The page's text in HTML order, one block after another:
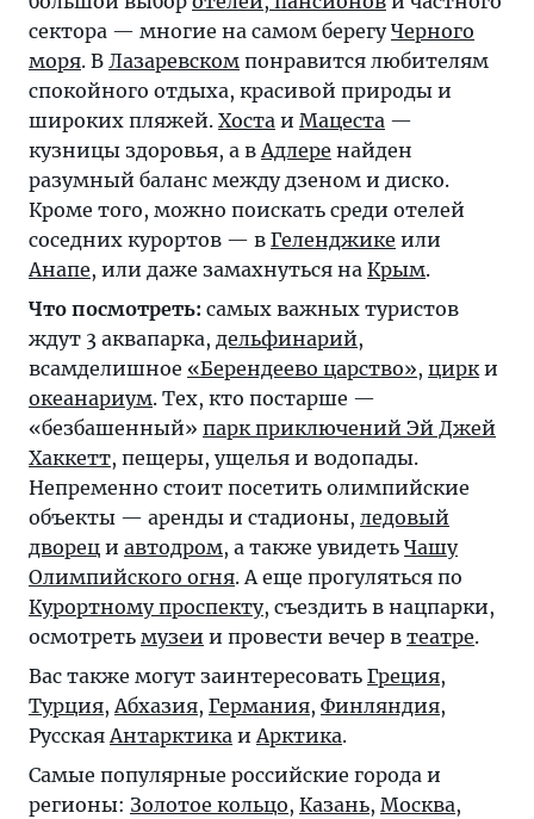
сектора — многие на самом берегуЧерного
моря. В Лазаревском понравится любителям
спокойного отдыха, красивой природы и
широких пляжей. Хоста и Мацеста —
кузницы здоровья, а вАдлере найден
разумный баланс между дзеном и диско.
Кроме того, можно поискать среди отелей
соседних курортов — в Геленджике или
Анапе, или даже замахнуться на Крым.
Что посмотреть: самых важных туристов
ждут 3 аквапарка, дельфинарий,
всамделишное «Берендеево царство», цирки
океанариум. Тех, кто постарше —
«безбашенный» парк приключений Эй Джей
Хаккетт, пещеры, ущелья и водопады.
Непременно стоит посетить олимпийские
объекты — аренды и стадионы, ледовый
дворец и автодром, а также увидеть Чашу
Олимпийского огня. А еще прогуляться по
Курортному проспекту, съездить в нацпарки,
осмотреть музеи и провести вечер в театре.
Вас также могут заинтересовать Греция,
Турция,Абхазия, Германия, Финляндия,
РусскаяАнтарктика иАрктика.
Самые популярные российские города и
регионы: Золотое кольцо, Казань, Москва,